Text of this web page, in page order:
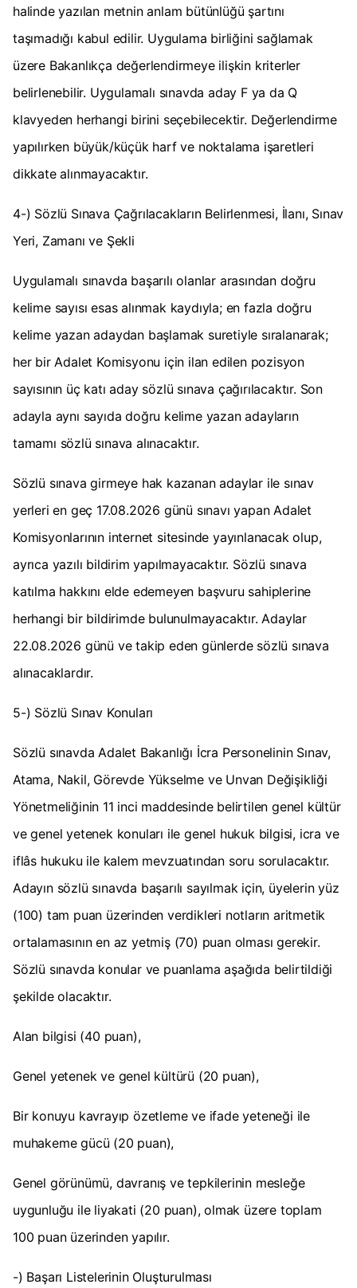
halinde yazılan metnin anlam bütünlüğü şartını
taşımadığı kabul edilir. Uygulama birliğini sağlamak
üzere Bakanlıkça değerlendirmeye ilişkin kriterler
belirlenebilir. Uygulamalı sınavda aday F ya da Q
klavyeden herhangi birini seçebilecektir. Değerlendirme
yapılırken büyük/küçük harf ve noktalama işaretleri
dikkate alınmayacaktır.
4-) Sözlü Sınava Çağrılacakların Belirlenmesi, İlanı, Sınav
Yeri, Zamanı ve Şekli
Uygulamalı sınavda başarılı olanlar arasından doğru
kelime sayısı esas alınmak kaydıyla; en fazla doğru
kelime yazan adaydan başlamak suretiyle sıralanarak;
her bir Adalet Komisyonu için ilan edilen pozisyon
sayısının üç katı aday sözlü sınava çağırılacaktır. Son
adayla aynı sayıda doğru kelime yazan adayların
tamamı sözlü sınava alınacaktır.
Sözlü sınava girmeye hak kazanan adaylar ile sınav
yerleri en geç 17.08.2026 günü sınavı yapan Adalet
Komisyonlarının internet sitesinde yayınlanacak olup,
ayrıca yazılı bildirim yapılmayacaktır. Sözlü sınava
katılma hakkını elde edemeyen başvuru sahiplerine
herhangi bir bildirimde bulunulmayacaktır. Adaylar
22.08.2026 günü ve takip eden günlerde sözlü sınava
alınacaklardır.
5-) Sözlü Sınav Konuları
Sözlü sınavda Adalet Bakanlığı İcra Personelinin Sınav,
Atama, Nakil, Görevde Yükselme ve Unvan Değişikliği
Yönetmeliğinin 11 inci maddesinde belirtilen genel kültür
ve genel yetenek konuları ile genel hukuk bilgisi, icra ve
iflâs hukuku ile kalem mevzuatından soru sorulacaktır.
Adayın sözlü sınavda başarılı sayılmak için, üyelerin yüz
(100) tam puan üzerinden verdikleri notların aritmetik
ortalamasının en az yetmiş (70) puan olması gerekir.
Sözlü sınavda konular ve puanlama aşağıda belirtildiği
şekilde olacaktır.
Alan bilgisi (40 puan),
Genel yetenek ve genel kültürü (20 puan),
Bir konuyu kavrayıp özetleme ve ifade yeteneği ile
muhakeme gücü (20 puan),
Genel görünümü, davranış ve tepkilerinin mesleğe
uygunluğu ile liyakati (20 puan), olmak üzere toplam
100 puan üzerinden yapılır.
-) Başarı Listelerinin Oluşturulması